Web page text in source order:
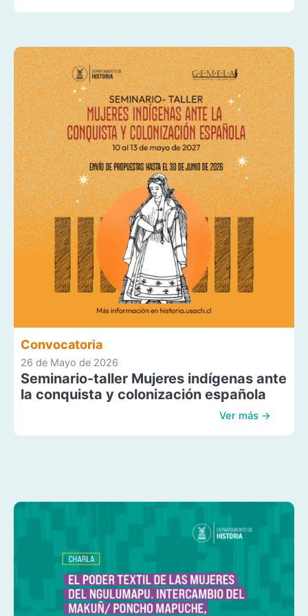
Convocatoria
26 de Mayo de 2026
Seminario-taller Mujeres indígenas ante
la conquista y colonización española
Ver más →